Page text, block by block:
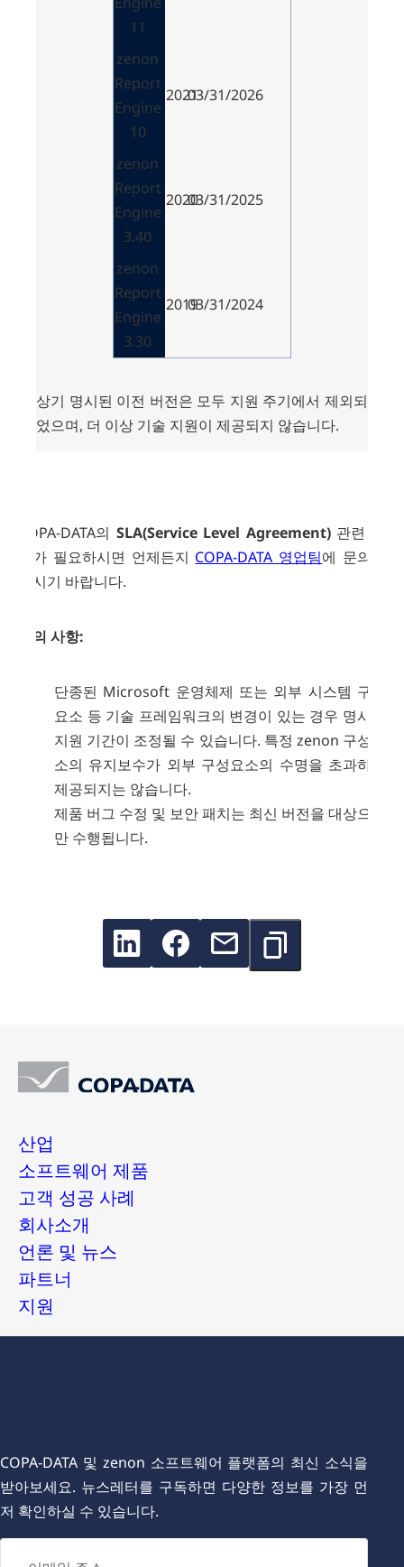
11
zenon
Report
Engine
10
202103/31/2026
zenon
Report
Engine
3.40
202003/31/2025
zenon
Report
Engine
3.30
201903/31/2024
상기 명시된 이전 버전은 모두 지원 주기에서 제외되
었으며, 더 이상 기술 지원이 제공되지 않습니다.
COPA-DATA의 SLA(Service Level Agreement)관련 안
내가 필요하시면 언제든지 COPA-DATA 영업팀에 문의해
주시기 바랍니다.
유의 사항:
단종된 Microsoft 운영체제 또는 외부 시스템 구성
요소 등 기술 프레임워크의 변경이 있는 경우 명시된
지원 기간이 조정될 수 있습니다. 특정 zenon 구성요
소의 유지보수가 외부 구성요소의 수명을 초과하여
제공되지는 않습니다.
제품 버그 수정 및 보안 패치는 최신 버전을 대상으로
만 수행됩니다.
산업
소프트웨어 제품
고객 성공 사례
회사소개
언론 및 뉴스
파트너
지원
COPA-DATA 및 zenon 소프트웨어 플랫폼의 최신 소식을
받아보세요. 뉴스레터를 구독하면 다양한 정보를 가장 먼
저 확인하실 수 있습니다.